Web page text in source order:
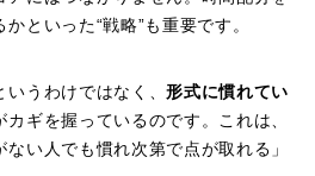
といった“戦略”も重要です。
いうわけではなく、形式に慣れてい
カギを握っているのです。これは、
い人でも慣れ次第で点が取れる」